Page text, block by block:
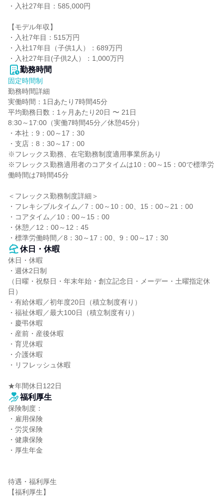
・入社27年目：585,000円
【モデル年収】
・入社7年目：515万円
・入社17年目（子供1人）：689万円
・入社27年目(子供2人）：1,000万円
勤務時間
固定時間制
勤務時間詳細
実働時間：1日あたり7時間45分
平均勤務日数：1ヶ月あたり20日 〜 21日
8:30～17:00（実働7時間45分／休憩45分）
・本社：9：00～17：30
・支店：8：30～17：00
※フレックス勤務、在宅勤務制度適用事業所あり
※フレックス勤務適用者のコアタイムは10：00～15：00で標準労
働時間は7時間45分
＜フレックス勤務制度詳細＞
・フレキシブルタイム／7：00～10：00、15：00～21：00
・コアタイム／10：00～15：00
・休憩／12：00～12：45
・標準労働時間／8：30～17：00、9：00～17：30
休日・休暇
休日・休暇
・週休2日制
（日曜・祝祭日・年末年始・創立記念日・メーデー・土曜指定休
日）
・有給休暇／初年度20日（積立制度有り）
・福祉休暇／最大100日（積立制度有り）
・慶弔休暇
・産前・産後休暇
・育児休暇
・介護休暇
・リフレッシュ休暇
★年間休日122日
福利厚生
保険制度：
・雇用保険
・労災保険
・健康保険
・厚生年金
待遇・福利厚生
【福利厚生】